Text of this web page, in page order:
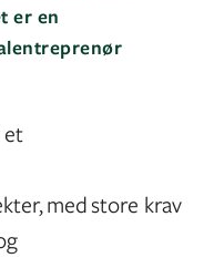
er en
et
med store krav